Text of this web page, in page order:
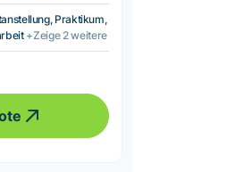
Praktikum,
+Zeige 2 weitere